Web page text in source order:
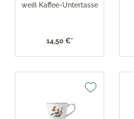
weiß Kaffee-Untertasse
14,50 €*